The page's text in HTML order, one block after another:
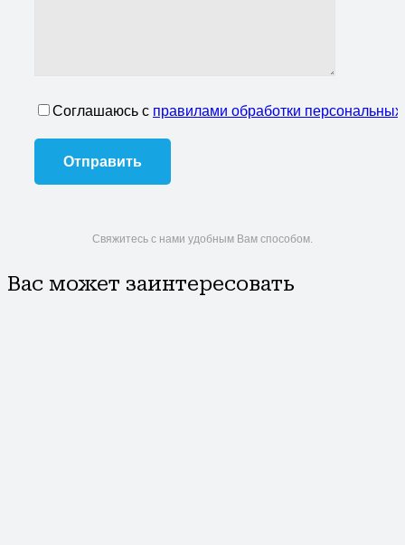
Соглашаюсь с правилами обработки
Свяжитесь с нами удобным Вам способом.
Вас может заинтересовать